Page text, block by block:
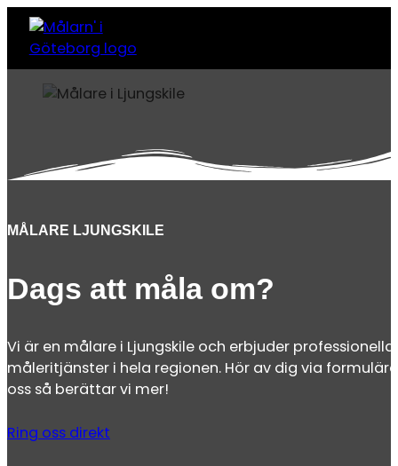
MÅLARE LJUNGSKILE
Dags att måla om?
Vi är en målare i Ljungskile och erbjuder professionella
måleritjänster i hela regionen. Hör av dig via
oss så berättar vi mer!
Ring oss direkt